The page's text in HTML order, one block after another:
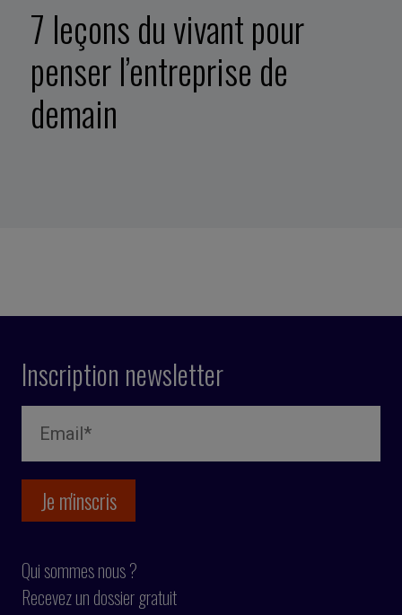
7 leçons du vivant pour
penser l’entreprise de
demain
Inscription newsletter
Qui sommes nous ?
Recevez un dossier gratuit